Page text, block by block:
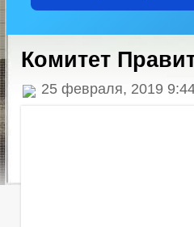
Комитет
25 февраля, 2019